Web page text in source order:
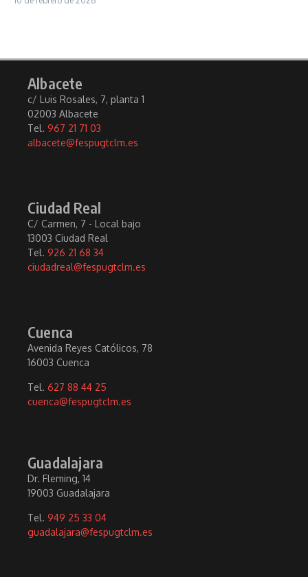
Albacete
c/ Luis Rosales, 7, planta 1
02003 Albacete
Tel. 967 21 71 03
albacete@fespugtclm.es
Ciudad Real
C/ Carmen, 7 - Local bajo
13003 Ciudad Real
Tel. 926 21 68 34
ciudadreal@fespugtclm.es
Cuenca
Avenida Reyes Católicos, 78
16003 Cuenca
Tel. 627 88 44 25
cuenca@fespugtclm.es
Guadalajara
Dr. Fleming, 14
19003 Guadalajara
Tel. 949 25 33 04
guadalajara@fespugtclm.es